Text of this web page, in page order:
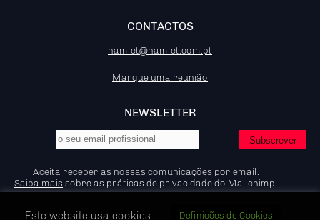
CONTACTOS
hamlet@hamlet.com.pt
Marque uma reunião
NEWSLETTER
Aceita receber as nossas comunicações por email.
Saiba mais sobre as práticas de privacidade do Mailchimp.
Este website usa cookies. Definicões de Cookies